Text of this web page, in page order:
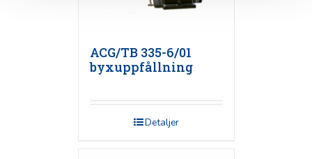
ACG/TB 335-6/01
byxuppfållning
Detaljer